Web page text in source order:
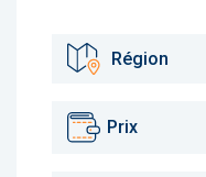
Prix